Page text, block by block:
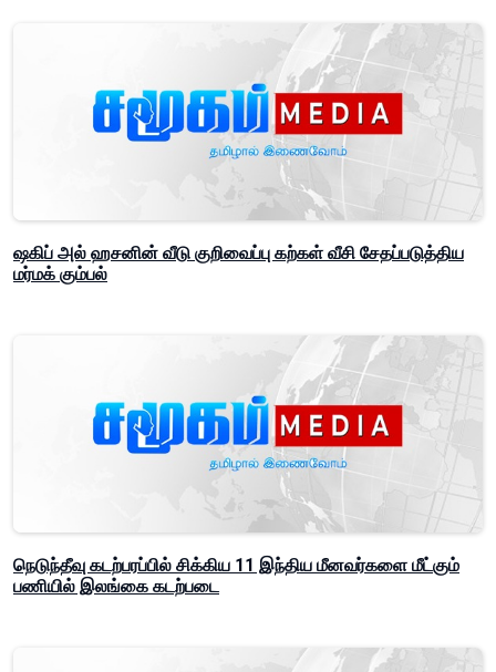
ஷகிப் அல் ஹசனின் வீடு குறிவைப்பு கற்கள் வீசி சேதப்படுத்திய
மர்மக் கும்பல்
நெடுந்தீவு கடற்பரப்பில் சிக்கிய 11 இந்திய மீனவர்களை மீட்கும்
பணியில் இலங்கை கடற்படை